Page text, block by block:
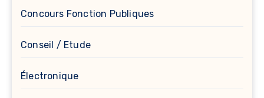
Concours Fonction Publiques
Conseil / Etude
Électronique